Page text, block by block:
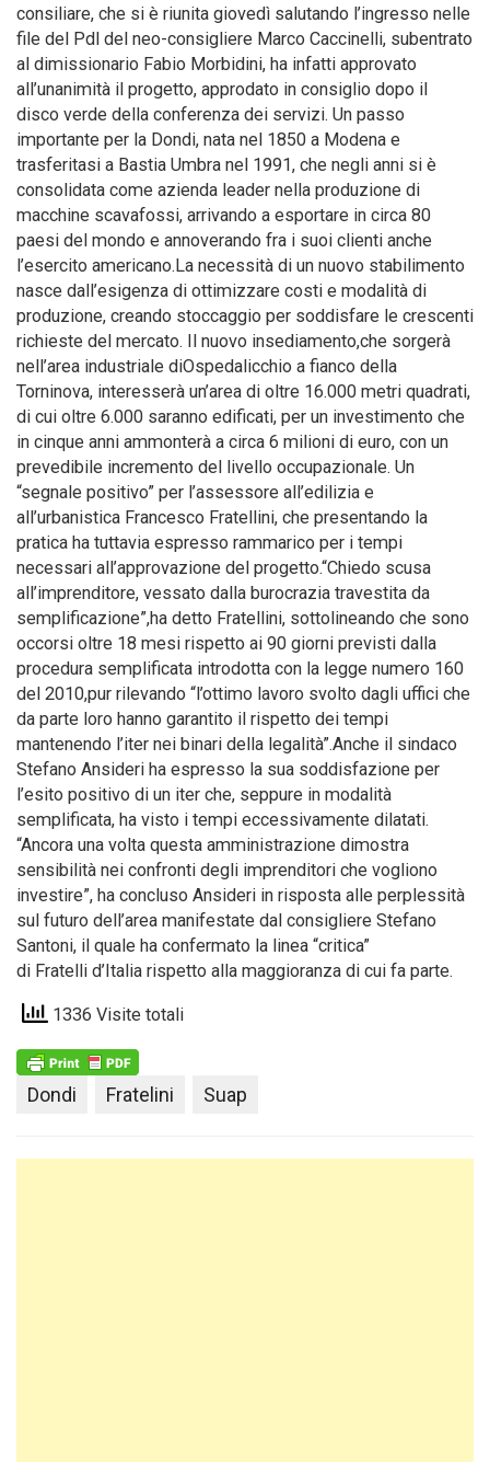
consiliare, che si è riunita giovedì salutando l’ingresso nelle
file del Pdl del neo-consigliere Marco Caccinelli, subentrato
al dimissionario Fabio Morbidini, ha infatti approvato
all’unanimità il progetto, approdato in consiglio dopo il
disco verde della conferenza dei servizi. Un passo
importante per la Dondi, nata nel 1850 a Modena e
trasferitasi a Bastia Umbra nel 1991, che negli anni si è
consolidata come azienda leader nella produzione di
macchine scavafossi, arrivando a esportare in circa 80
paesi del mondo e annoverando fra i suoi clienti anche
l’esercito americano.La necessità di un nuovo stabilimento
nasce dall’esigenza di ottimizzare costi e modalità di
produzione, creando stoccaggio per soddisfare le crescenti
richieste del mercato. Il nuovo insediamento,che sorgerà
nell’area industriale diOspedalicchio a fianco della
Torninova, interesserà un’area di oltre 16.000 metri quadrati,
di cui oltre 6.000 saranno edificati, per un investimento che
in cinque anni ammonterà a circa 6 milioni di euro, con un
prevedibile incremento del livello occupazionale. Un
“segnale positivo” per l’assessore all’edilizia e
all’urbanistica Francesco Fratellini, che presentando la
pratica ha tuttavia espresso rammarico per i tempi
necessari all’approvazione del progetto.“Chiedo scusa
all’imprenditore, vessato dalla burocrazia travestita da
semplificazione”,ha detto Fratellini, sottolineando che sono
occorsi oltre 18 mesi rispetto ai 90 giorni previsti dalla
procedura semplificata introdotta con la legge numero 160
del 2010,pur rilevando “l’ottimo lavoro svolto dagli uffici che
da parte loro hanno garantito il rispetto dei tempi
mantenendo l’iter nei binari della legalità”.Anche il sindaco
Stefano Ansideri ha espresso la sua soddisfazione per
l’esito positivo di un iter che, seppure in modalità
semplificata, ha visto i tempi eccessivamente dilatati.
“Ancora una volta questa amministrazione dimostra
sensibilità nei confronti degli imprenditori che vogliono
investire”, ha concluso Ansideri in risposta alle perplessità
sul futuro dell’area manifestate dal consigliere Stefano
Santoni, il quale ha confermato la linea “critica”
di Fratelli d’Italia rispetto alla maggioranza di cui fa parte.
1336 Visite totali
Dondi Fratelini Suap